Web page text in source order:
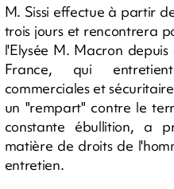
M. Sissi effectue à partir
trois jours et rencontrera
l'Elysée M. Macron
France, qui
commerciales et
un "rempart" contre le
constante ébullition, a
matière de droits de
entretien.